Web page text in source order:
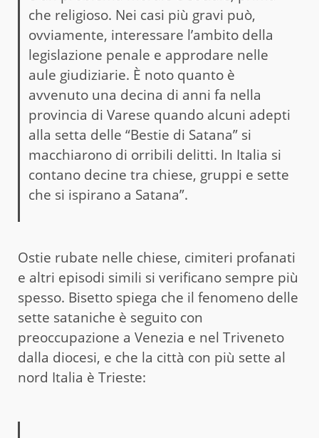
che religioso. Nei casi più gravi può,
ovviamente, interessare l’ambito della
legislazione penale e approdare nelle
aule giudiziarie. È noto quanto è
avvenuto una decina di anni fa nella
provincia di Varese quando alcuni adepti
alla setta delle “Bestie di Satana” si
macchiarono di orribili delitti. In Italia si
contano decine tra chiese, gruppi e sette
che si ispirano a Satana”.
Ostie rubate nelle chiese, cimiteri profanati
e altri episodi simili si verificano sempre più
spesso. Bisetto spiega che il fenomeno delle
sette sataniche è seguito con
preoccupazione a Venezia e nel Triveneto
dalla diocesi, e che la città con più sette al
nord Italia è Trieste: